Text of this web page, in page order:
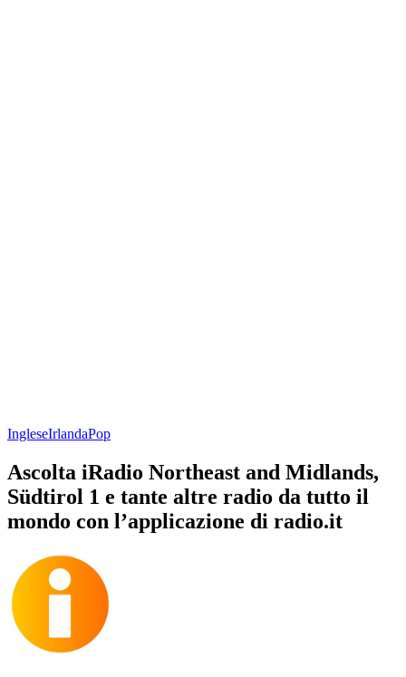
IngleseIrlandaPop
Ascolta iRadio Northeast and Midlands,
Südtirol 1 e tante altre radio da tutto il
mondo con l’applicazione di radio.it